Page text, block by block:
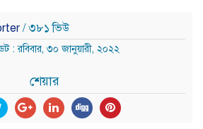
/ ৩৮১ ভিউ
: রবিবার, ৩০ জানুয়ারী, ২০২২
শেয়ার